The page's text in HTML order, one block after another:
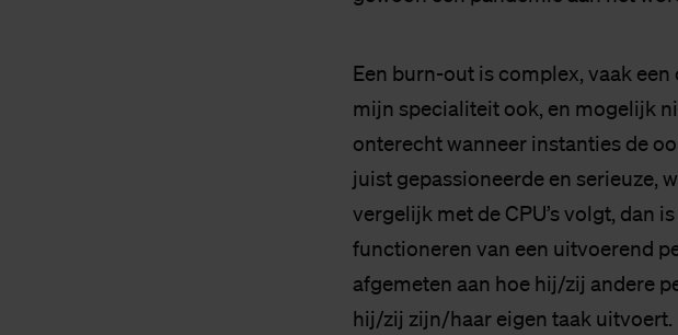
Een burn-out is complex, vaak
mijn specialiteit ook, en mogelijk
onterecht wanneer instanties de
juist gepassioneerde en serieuze,
vergelijk met de CPU’s volgt, dan
functioneren van een uitvoerend
afgemeten aan hoe hij/zij andere
hij/zij zijn/haar eigen taak uitvoert.